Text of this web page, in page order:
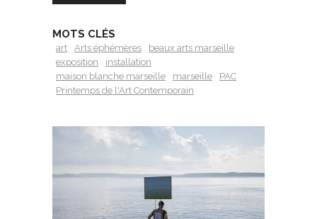
MOTS CLÉS
art Arts éphémères
beaux arts marseille
exposition
installation
maison blanche marseille
marseille
PAC
Printemps de l'Art Contemporain